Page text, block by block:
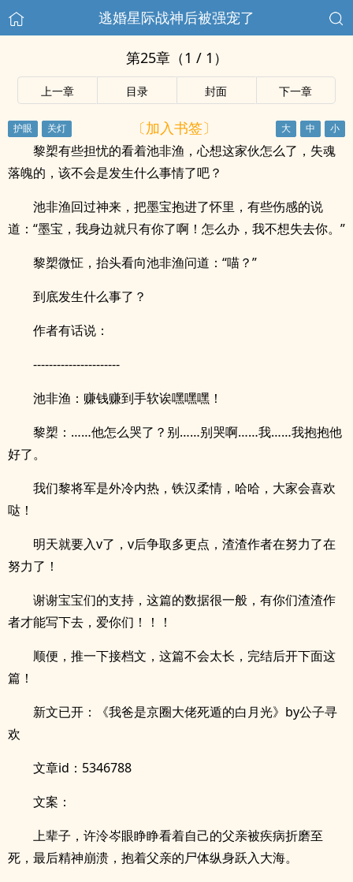
逃婚星际战神后被强宠了
第25章（1 / 1）
上一章 目录 封面 下一章
〔加入书签〕
黎槊有些担忧的看着池非渔，心想这家伙怎么了，失魂
落魄的，该不会是发生什么事情了吧？
池非渔回过神来，把墨宝抱进了怀里，有些伤感的说
道：“墨宝，我身边就只有你了啊！怎么办，我不想失去你。”
黎槊微怔，抬头看向池非渔问道：“喵？”
到底发生什么事了？
作者有话说：
----------------------
池非渔：赚钱赚到手软诶嘿嘿嘿！
黎槊：……他怎么哭了？别……别哭啊……我……我抱抱他
好了。
我们黎将军是外冷内热，铁汉柔情，哈哈，大家会喜欢
哒！
明天就要入v了，v后争取多更点，渣渣作者在努力了在
努力了！
谢谢宝宝们的支持，这篇的数据很一般，有你们渣渣作
者才能写下去，爱你们！！！
顺便，推一下接档文，这篇不会太长，完结后开下面这
篇！
新文已开：《我爸是京圈大佬死遁的白月光》by公子寻
欢
文章id：5346788
文案：
上辈子，许泠岑眼睁睁看着自己的父亲被疾病折磨至
死，最后精神崩溃，抱着父亲的尸体纵身跃入大海。